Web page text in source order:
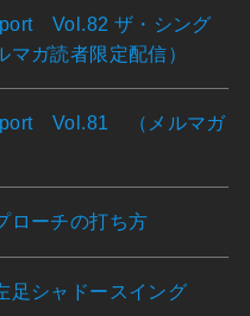
Vol.82 ザ・シング
ガ読者限定配信）
Vol.81 （メルマガ
ローチの打ち方
足シャドースイング